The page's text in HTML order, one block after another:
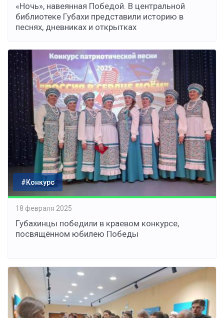
«Ночь», навеянная Победой. В центральной
библиотеке Губахи представили историю в
песнях, дневниках и открытках
#Конкурс
18 февраля 2025
Губахинцы победили в краевом конкурсе,
посвящённом юбилею Победы